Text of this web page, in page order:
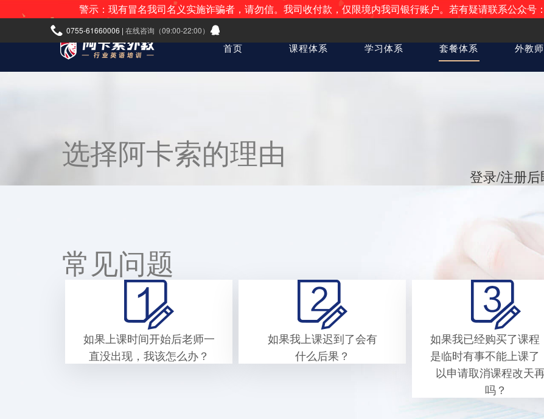
警示：现有冒名我司名义实施诈骗者，请勿信。我司收付款，仅限境内我司银行账户。若有疑请联系公众号
0755-61660006 | 在线咨询（09:00-22:00）
首页 课程体系 学习体系 套餐体系 外教
选择阿卡索的理由
登录/注册
常见问题
如果上课时间开始后老师一
直没出现，我该怎么办？
如果我上课迟到了会有
什么后果？
如果我已经购买了课程
是临时有事不能上课了
以申请取消课程改天
吗？